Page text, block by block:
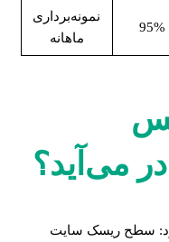
نمونه‌برداری
ماهانه
می‌آید؟
سطح ریسک سایت